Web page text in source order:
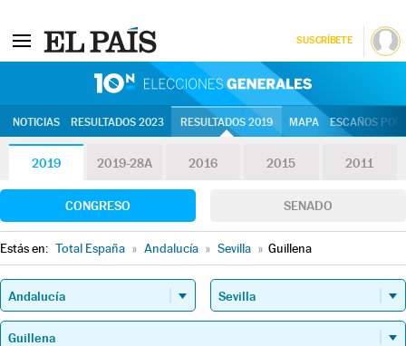
SUSCRÍBETE
NOTICIAS RESULTADOS 2023 RESULTADOS 2019 MAPA ESCAÑOS
2019 2019-28A 2016 2015 2011
CONGRESO SENADO
Estás en: Total España » Andalucía » Sevilla » Guillena